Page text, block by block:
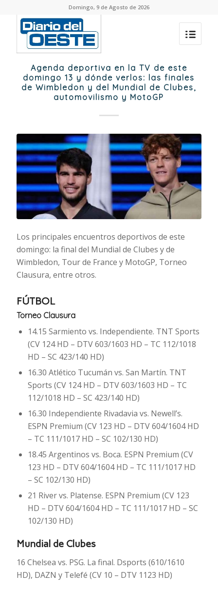
Domingo, 9 de Agosto de 2026
Agenda deportiva en la TV de este
domingo 13 y dónde verlos: las finales
de Wimbledon y del Mundial de Clubes,
automovilismo y MotoGP
Los principales encuentros deportivos de este
domingo: la final del Mundial de Clubes y de
Wimbledon, Tour de France y MotoGP, Torneo
Clausura, entre otros.
FÚTBOL
Torneo Clausura
14.15 Sarmiento vs. Independiente. TNT Sports
(CV 124 HD – DTV 603/1603 HD – TC 112/1018
HD – SC 423/140 HD)
16.30 Atlético Tucumán vs. San Martín. TNT
Sports (CV 124 HD – DTV 603/1603 HD – TC
112/1018 HD – SC 423/140 HD)
16.30 Independiente Rivadavia vs. Newell’s.
ESPN Premium (CV 123 HD – DTV 604/1604 HD
– TC 111/1017 HD – SC 102/130 HD)
18.45 Argentinos vs. Boca. ESPN Premium (CV
123 HD – DTV 604/1604 HD – TC 111/1017 HD
– SC 102/130 HD)
21 River vs. Platense. ESPN Premium (CV 123
HD – DTV 604/1604 HD – TC 111/1017 HD – SC
102/130 HD)
Mundial de Clubes
16 Chelsea vs. PSG. La final. Dsports (610/1610
HD), DAZN y Telefé (CV 10 – DTV 1123 HD)